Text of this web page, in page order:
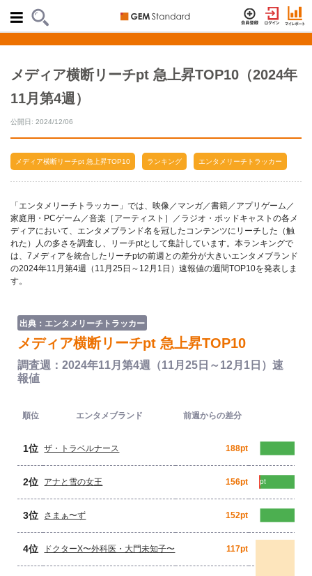
メディア横断リーチpt 急上昇TOP10（2024年
11月第4週）
公開日: 2024/12/06
メディア横断リーチpt 急上昇TOP10 ランキング エンタメリーチトラッカー
「エンタメリーチトラッカー」では、映像／マンガ／書籍／アプリゲーム／
家庭用・PCゲーム／音楽［アーティスト］／ラジオ・ポッドキャストの各メ
ディアにおいて、エンタメブランド名を冠したコンテンツにリーチした（触
れた）人の多さを調査し、リーチptとして集計しています。本ランキングで
は、7メディアを統合したリーチptの前週との差分が大きいエンタメブランド
の2024年11月第4週（11月25日～12月1日）速報値の週間TOP10を発表しま
す。
出典：エンタメリーチトラッカー
メディア横断リーチpt 急上昇TOP10
調査週：2024年11月第4週（11月25日～12月1日）速
報値
順位 エンタメブランド 前週からの差分
1位 ザ・トラベルナース 188pt
2位 アナと雪の女王 156pt
3位 さまぁ〜ず 152pt
4位 ドクターX〜外科医・大門未知子〜 117pt